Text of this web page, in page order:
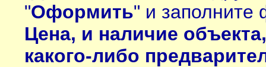
"Оформить" и заполните
Цена, и наличие
какого-либо